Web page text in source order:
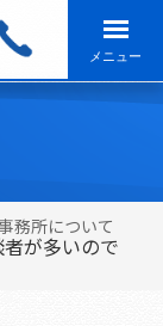
メニュー
務所について
が多いので